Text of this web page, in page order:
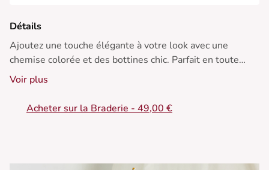
Détails
Ajoutez une touche élégante à votre look avec une
chemise colorée et des bottines chic. Parfait en toute
saison.
• Veste longue à boutonnage croisé
• Boutons contrastants élégants
Voir plus
Acheter sur la Braderie - 49,00 €